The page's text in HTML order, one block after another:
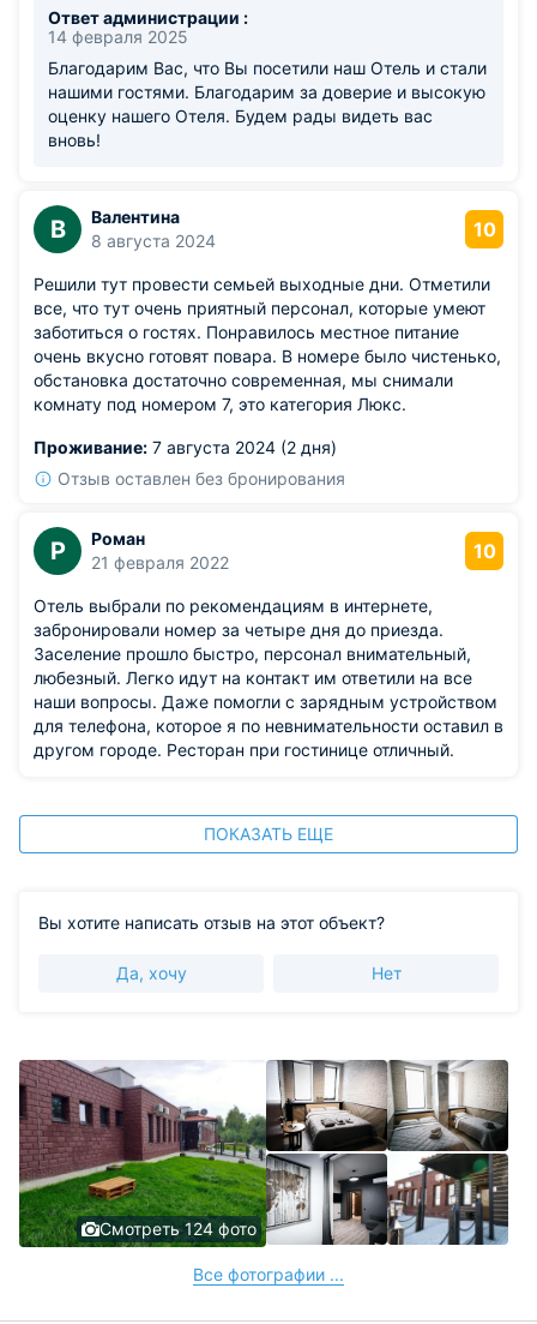
Ответ администрации :
14 февраля 2025
Благодарим Вас, что Вы посетили наш Отель и стали
нашими гостями. Благодарим за доверие и высокую
оценку нашего Отеля. Будем рады видеть вас
вновь!
В
Валентина
8 августа 2024
10
Решили тут провести семьей выходные дни. Отметили
все, что тут очень приятный персонал, которые умеют
заботиться о гостях. Понравилось местное питание
очень вкусно готовят повара. В номере было чистенько,
обстановка достаточно современная, мы снимали
комнату под номером 7, это категория Люкс.
Проживание: 7 августа 2024 (2 дня)
Отзыв оставлен без бронирования
Р
Роман
21 февраля 2022
10
Отель выбрали по рекомендациям в интернете,
забронировали номер за четыре дня до приезда.
Заселение прошло быстро, персонал внимательный,
любезный. Легко идут на контакт им ответили на все
наши вопросы. Даже помогли с зарядным устройством
для телефона, которое я по невнимательности оставил в
другом городе. Ресторан при гостинице отличный.
ПОКАЗАТЬ ЕЩЕ
Вы хотите написать отзыв на этот объект?
Да, хочу Нет
Смотреть 124 фото
Все фотографии ...